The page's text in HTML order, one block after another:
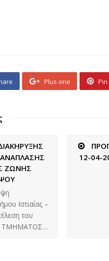
Plus one Pin
ΖΩΝΗΣ
Ιστιαίας –
του
ΤΜΗΜΑΤΟΣ…
12-04-